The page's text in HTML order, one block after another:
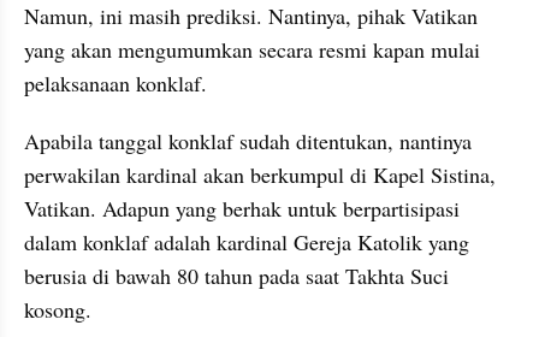
Namun, ini masih prediksi. Nantinya, pihak Vatikan
yang akan mengumumkan secara resmi kapan mulai
pelaksanaan konklaf.
Apabila tanggal konklaf sudah ditentukan, nantinya
perwakilan kardinal akan berkumpul di Kapel Sistina,
Vatikan. Adapun yang berhak untuk berpartisipasi
dalam konklaf adalah kardinal Gereja Katolik yang
berusia di bawah 80 tahun pada saat Takhta Suci
kosong.